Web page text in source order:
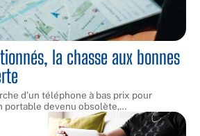
la chasse aux bonnes
d’un téléphone à bas prix pour
portable devenu obsolète,…